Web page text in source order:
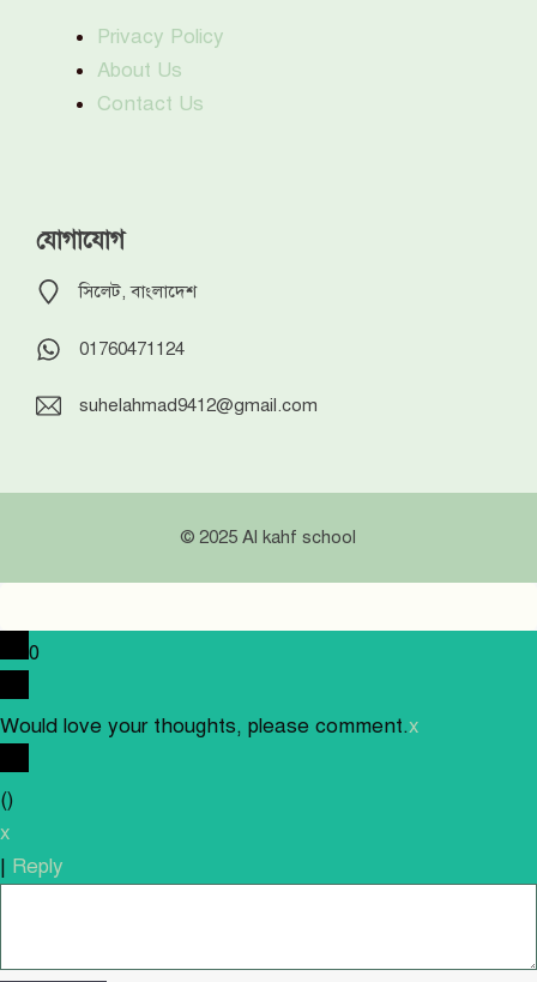
Privacy Policy
About Us
Contact Us
যোগাযোগ
সিলেট, বাংলাদেশ
01760471124
suhelahmad9412@gmail.com
© 2025 Al kahf school
0
Would love your thoughts, please comment.x
()
x
| Reply